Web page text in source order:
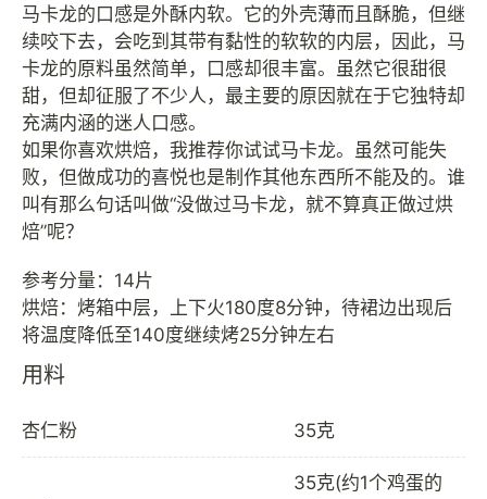
马卡龙的口感是外酥内软。它的外壳薄而且酥脆，但继
续咬下去，会吃到其带有黏性的软软的内层，因此，马
卡龙的原料虽然简单，口感却很丰富。虽然它很甜很
甜，但却征服了不少人，最主要的原因就在于它独特却
充满内涵的迷人口感。
如果你喜欢烘焙，我推荐你试试马卡龙。虽然可能失
败，但做成功的喜悦也是制作其他东西所不能及的。谁
叫有那么句话叫做“没做过马卡龙，就不算真正做过烘
焙”呢？
参考分量：14片
烘焙：烤箱中层，上下火180度8分钟，待裙边出现后
用料
杏仁粉 35克
35克(约1个鸡蛋的